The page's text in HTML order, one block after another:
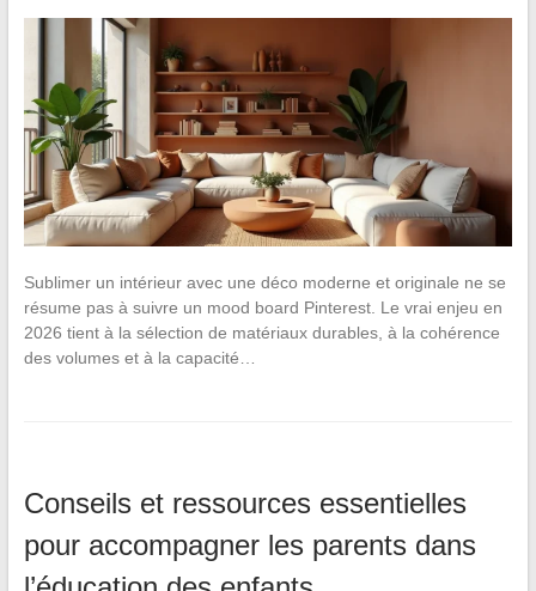
Sublimer un intérieur avec une déco moderne et originale ne se
résume pas à suivre un mood board Pinterest. Le vrai enjeu en
2026 tient à la sélection de matériaux durables, à la cohérence
des volumes et à la capacité…
Conseils et ressources essentielles
pour accompagner les parents dans